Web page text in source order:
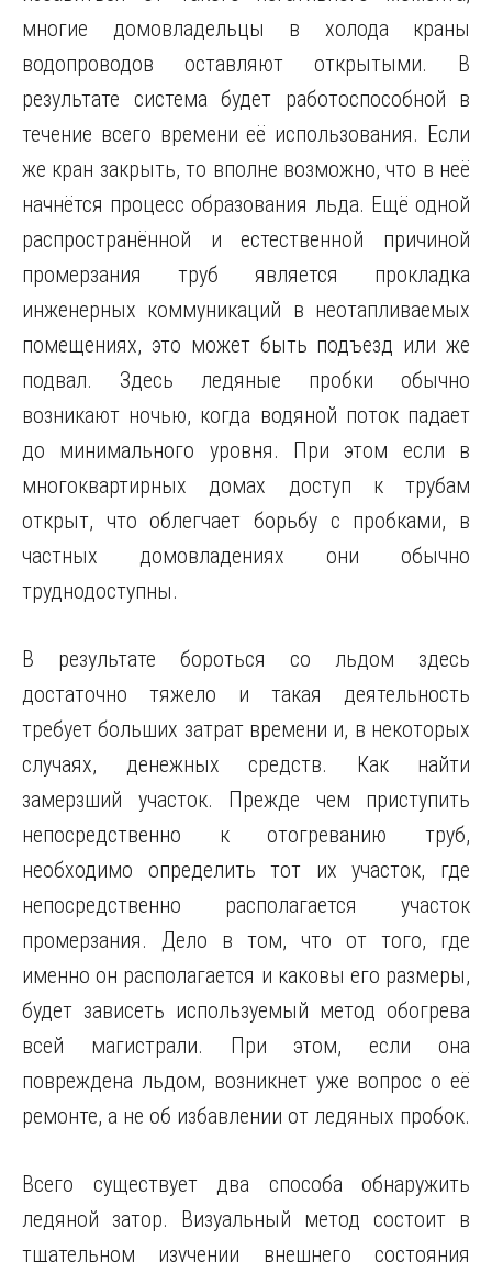
многие домовладельцы в холода краны
водопроводов оставляют открытыми. В
результате система будет работоспособной в
течение всего времени её использования. Если
же кран закрыть, то вполне возможно, что в неё
начнётся процесс образования льда. Ещё одной
распространённой и естественной причиной
промерзания труб является прокладка
инженерных коммуникаций в неотапливаемых
помещениях, это может быть подъезд или же
подвал. Здесь ледяные пробки обычно
возникают ночью, когда водяной поток падает
до минимального уровня. При этом если в
многоквартирных домах доступ к трубам
открыт, что облегчает борьбу с пробками, в
частных домовладениях они обычно
труднодоступны.
В результате бороться со льдом здесь
достаточно тяжело и такая деятельность
требует больших затрат времени и, в некоторых
случаях, денежных средств. Как найти
замерзший участок. Прежде чем приступить
непосредственно к отогреванию труб,
необходимо определить тот их участок, где
непосредственно располагается участок
промерзания. Дело в том, что от того, где
именно он располагается и каковы его размеры,
будет зависеть используемый метод обогрева
всей магистрали. При этом, если она
повреждена льдом, возникнет уже вопрос о её
ремонте, а не об избавлении от ледяных пробок.
Всего существует два способа обнаружить
ледяной затор. Визуальный метод состоит в
тщательном изучении внешнего состояния